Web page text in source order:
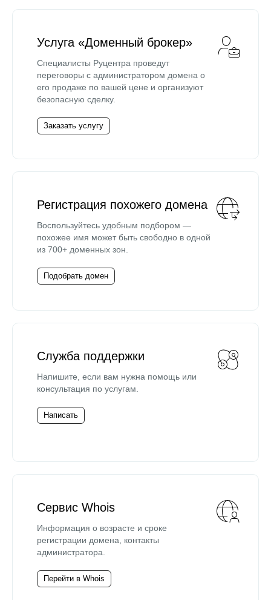
Услуга «Доменный брокер»
Специалисты Руцентра проведут
переговоры с администратором домена о
его продаже по вашей цене и организуют
безопасную сделку.
Заказать услугу
Регистрация похожего домена
Воспользуйтесь удобным подбором —
похожее имя может быть свободно в одной
из 700+ доменных зон.
Подобрать домен
Служба поддержки
Напишите, если вам нужна помощь или
консультация по услугам.
Написать
Сервис Whois
Информация о возрасте и сроке
регистрации домена, контакты
администратора.
Перейти в Whois